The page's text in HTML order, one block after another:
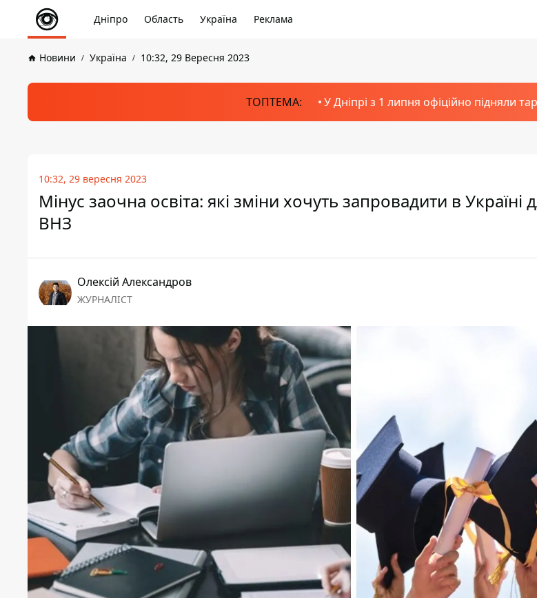
Дніпро Область Україна Реклама
Новини Україна 10:32, 29 Вересня 2023
ТОПТЕМА: У Дніпрі з 1 липня офіційно підняли
10:32, 29 вересня 2023
Мінус заочна освіта: які зміни хочуть запровадити в Україні
ВНЗ
Олексій Александров
ЖУРНАЛІСТ